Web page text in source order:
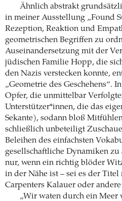
Ähnlich abstrakt
in meiner Ausstellung „Found
Rezeption, Reaktion und
geometrischen Begriffen zu
Auseinandersetzung mit der
jüdischen Familie Hopp, die
den Nazis verstecken konnte,
„Geometrie des Geschehens“.
Opfer, die unmittelbar
Unterstützer*innen, die das
Sekante), sodann bloß
schließlich unbeteiligt
Beleihen des einfachsten
gesellschaftliche Dynamiken
nur, wenn ein richtig blöder
in der Nähe ist – sei es der
Carpenters Kalauer oder
„Wir waten durch ein